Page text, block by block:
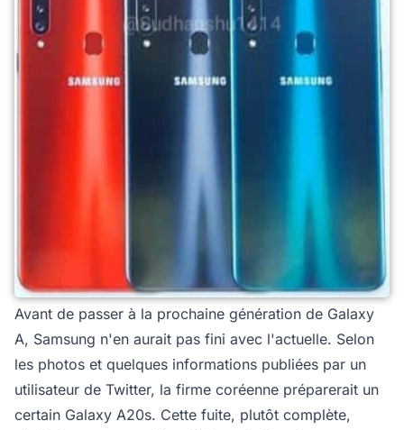
Avant de passer à la prochaine génération de Galaxy
A, Samsung n'en aurait pas fini avec l'actuelle. Selon
les photos et quelques informations publiées par un
utilisateur de Twitter, la firme coréenne préparerait un
certain Galaxy A20s. Cette fuite, plutôt complète,